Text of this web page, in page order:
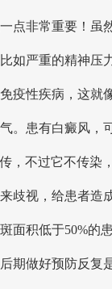
点非常重要！虽
如严重的精神压
疫性疾病，这就
。患有白癜风，
，不过它不传染
歧视，给患者造
面积低于50%的
期做好预防反复